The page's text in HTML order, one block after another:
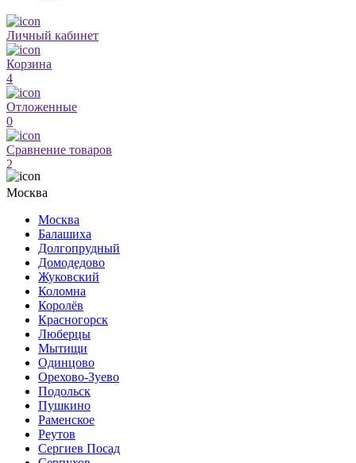
Личный кабинет
Корзина
4
Отложенные
0
Сравнение товаров
2
Москва
Москва
Балашиха
Долгопрудный
Домодедово
Жуковский
Коломна
Королёв
Красногорск
Люберцы
Мытищи
Одинцово
Орехово-Зуево
Подольск
Пушкино
Раменское
Реутов
Сергиев Посад